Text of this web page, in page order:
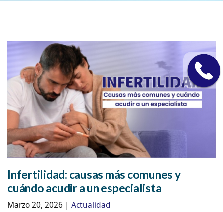
Infertilidad: causas más comunes y
cuándo acudir a un especialista
Marzo 20, 2026 | Actualidad